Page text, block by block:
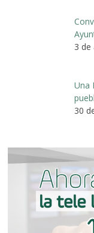
3 de
Una
30